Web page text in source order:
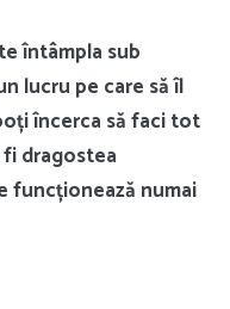
întâmpla sub
lucru pe care să îl
încerca să faci tot
dragostea
funcționează numai